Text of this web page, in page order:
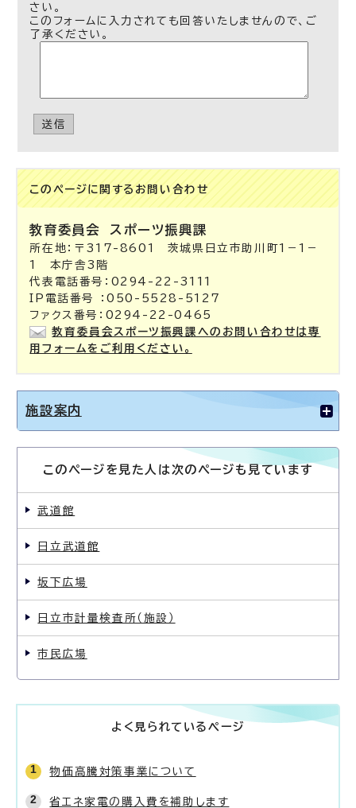
さい。
このフォームに入力されても回答いたしませんので、ご
了承ください。
送信
このページに関する お問い合わせ
教育委員会 スポーツ振興課
所在地：〒317-8601 茨城県日立市助川町1－1－
1 本庁舎3階
代表電話番号：0294-22-3111
IP電話番号 ：050-5528-5127
ファクス番号：0294-22-0465
教育委員会スポーツ振興課へのお問い合わせは専
用フォームをご利用ください。
施設案内
このページを見た人は次のページも見ています
武道館
日立武道館
坂下広場
日立市計量検査所（施設）
市民広場
よく見られているページ
物価高騰対策事業について
省エネ家電の購入費を補助します